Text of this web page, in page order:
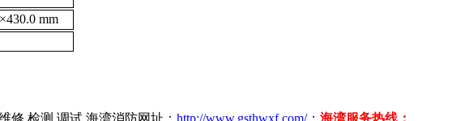
mm
修,检测,调试,海湾消防网址： http://www.gsthwxf.com/； 海湾服务热线：